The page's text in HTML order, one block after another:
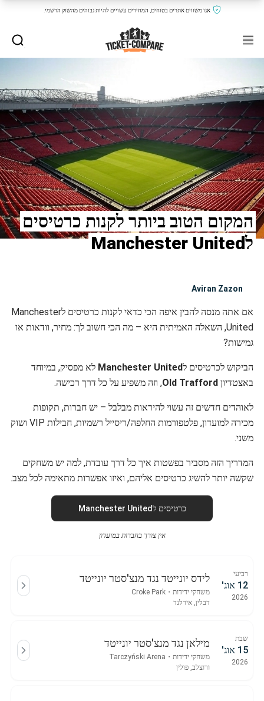
אנו משווים אתרים בטוחים, המחירים עשויים להיות גבוהים מהשוק הרשמי.
המקום הטוב ביותר לקנות כרטיסים
לManchester United
Aviran Zazon
אם אתה מנסה להבין איפה הכי כדאי לקנות כרטיסים לManchester
United, השאלה האמיתית היא – מה הכי חשוב לך: מחיר, וודאות או
גמישות?
הביקוש לכרטיסים לManchester United לא מפסיק, במיוחד
באצטדיון Old Trafford, וזה משפיע על כל דרך רכישה.
לאוהדים חדשים זה עשוי להיראות מבלבל – יש חברות, תקופות
מכירה למועדון, פלטפורמות החלפה/ריסייל רשמיות, חבילות VIP ושוק
משני.
המדריך הזה מסביר בפשטות איך כל דרך עובדת, למה יש משחקים
שקשה יותר להשיג כרטיסים אליהם, ואיזו אפשרות מתאימה לכל מצב.
כרטיסים לManchester United
אין צורך בחברות במועדון
רביעי
12 אוג'
2026
לידס יונייטד נגד מנצ'סטר יונייטד
משחקי ידידות ・
Croke Park
דבלין, אירלנד
שבת
15 אוג'
2026
מילאן נגד מנצ'סטר יונייטד
משחקי ידידות ・
Tarczyński Arena
ורוצלב, פולין